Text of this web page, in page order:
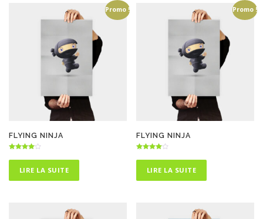
Promo !
FLYING NINJA
4.00
sur 5LIRE LA SUITE
Promo !
FLYING NINJA
4.00
sur 5LIRE LA SUITE